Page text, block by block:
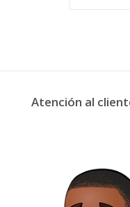
Atención al